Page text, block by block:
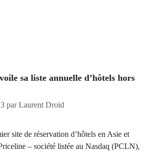
sa liste annuelle d’hôtels hors
parLaurent Droid
site de réservation d’hôtels en Asie et
– société listée au Nasdaq (PCLN),